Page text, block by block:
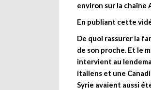
environ sur la chaîne
En publiant cette
De quoi rassurer la
de son proche. Et le
intervient au
italiens et une
Syrie avaient aussi